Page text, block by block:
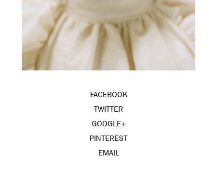
FACEBOOK
TWITTER
GOOGLE+
PINTEREST
EMAIL